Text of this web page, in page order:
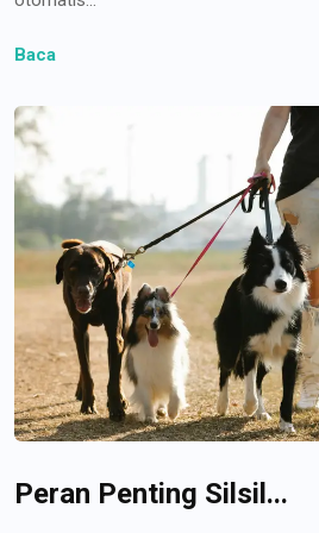
Baca
Peran Penting Silsil...